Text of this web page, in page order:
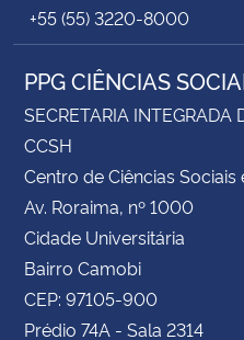
+55 (55) 3220-8000
PPG CIÊNCIAS
SECRETARIA INTEGRADA
CCSH
Centro de Ciências Sociais
Av. Roraima, nº 1000
Cidade Universitária
Bairro Camobi
CEP: 97105-900
Prédio 74A - Sala 2314